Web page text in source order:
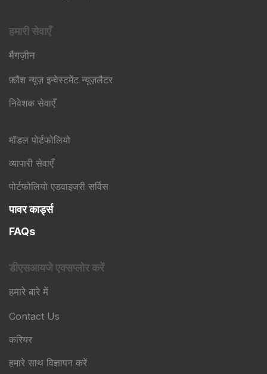
हमारी सेवाएँ
मैगज़ीन
फ़्लैश न्यूज़ इन्वेस्टमेंट न्यूज़लैटर
निवेशक सेवाएँ
मॉडल पोर्टफोलियो
व्यापारी सेवाएँ
पोर्टफोलियो एडवाइजरी सर्विस
पावर कार्ड्स
FAQs
डीएसआयजे एक्सप्लोर करें
हमारे बारे में
Contact Us
करियर
हमारे साथ विज्ञापन करें